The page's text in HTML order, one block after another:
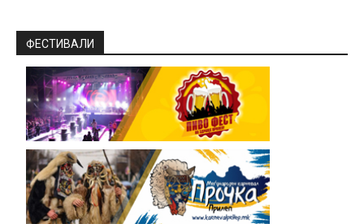
ФЕСТИВАЛИ